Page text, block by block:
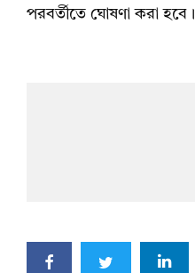
পরবর্তীতে ঘোষণা করা হবে।